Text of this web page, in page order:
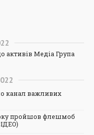
активів Медіа Група
канал важливих
пройшов флешмоб